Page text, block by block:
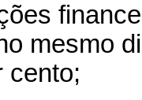
mesmo
cento;